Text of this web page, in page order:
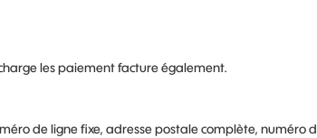
les paiement facture également.
de ligne fixe, adresse postale complète, numéro